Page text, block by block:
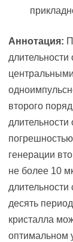
Аннотация:
второго
генерации
не более 10
длительности
десять
кристалла
оптимальном